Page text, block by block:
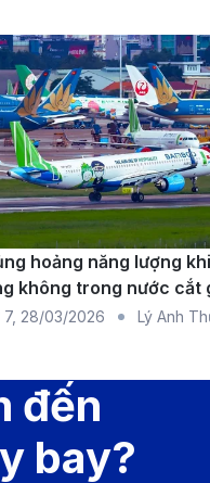
hoảng năng lượng
không trong nước cắt
bay do thiếu nhiên
7, 28/03/2026 Lý Anh
đến
bay?